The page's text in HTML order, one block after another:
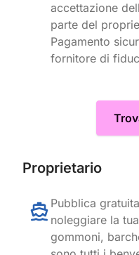
accettazione
parte del
Pagamento
fornitore di
Proprietario
Pubblica
noleggiare la
gommoni,